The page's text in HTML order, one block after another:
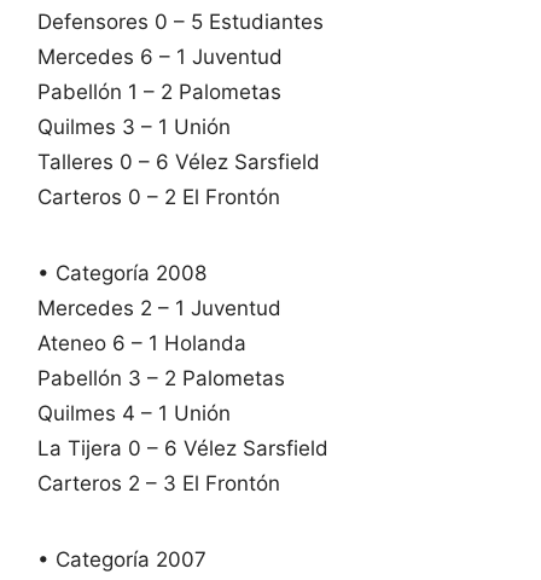
Defensores 0 – 5 Estudiantes
Mercedes 6 – 1 Juventud
Pabellón 1 – 2 Palometas
Quilmes 3 – 1 Unión
Talleres 0 – 6 Vélez Sarsfield
Carteros 0 – 2 El Frontón
• Categoría 2008
Mercedes 2 – 1 Juventud
Ateneo 6 – 1 Holanda
Pabellón 3 – 2 Palometas
Quilmes 4 – 1 Unión
La Tijera 0 – 6 Vélez Sarsfield
Carteros 2 – 3 El Frontón
• Categoría 2007